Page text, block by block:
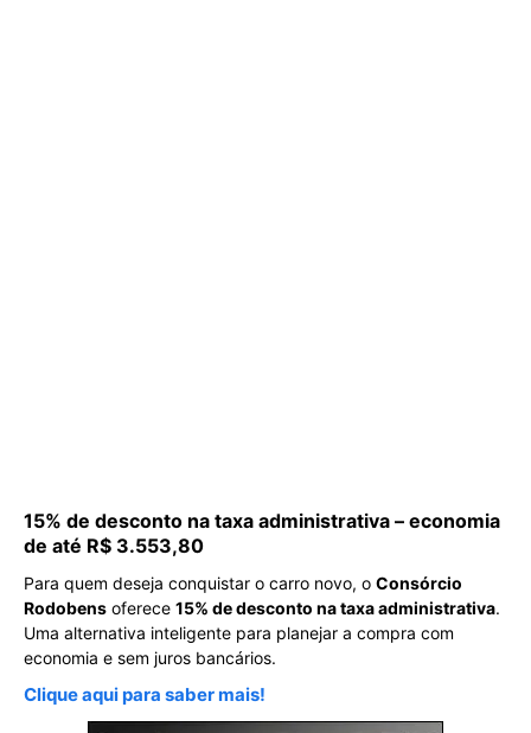
15% de desconto na taxa administrativa – economia
de até R$ 3.553,80
Para quem deseja conquistar o carro novo, o Consórcio
Rodobens oferece 15% de desconto na taxa administrativa.
Uma alternativa inteligente para planejar a compra com
economia e sem juros bancários.
Clique aqui para saber mais!